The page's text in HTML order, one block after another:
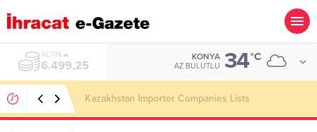
ALTIN
6.499,25
KONYA
AZ BULUTLU 34°C
Kazakhstan Importer Companies Lists